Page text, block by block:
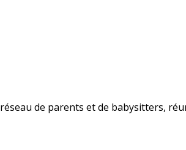
de parents et de babysitters,